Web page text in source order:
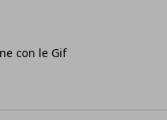
con le Gif